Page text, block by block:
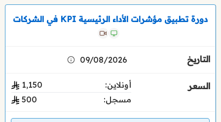
دورة تطبيق مؤشرات الأداء الرئيسية KPI في الشركات
09/08/2026
أونلاين:
1٬150
مسجل:
500